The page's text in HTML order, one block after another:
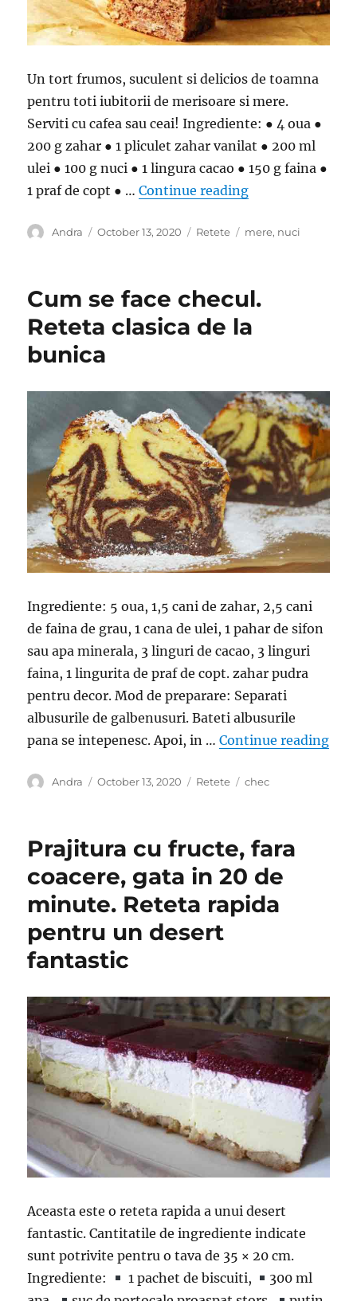
Un tort frumos, suculent si delicios de toamna
pentru toti iubitorii de merisoare si mere.
Serviti cu cafea sau ceai! Ingrediente: ● 4 oua ●
200 g zahar ● 1 pliculet zahar vanilat ● 200 ml
ulei ● 100 g nuci ● 1 lingura cacao ● 150 g faina ●
1 praf de copt ● …Continue reading“Prajitura cu
Author
Andra
Posted
October 13, 2020 Categories
Retete Tags
mere, nuci
Cum se face checul.
Reteta clasica de la
bunica
Ingrediente: 5 oua, 1,5 cani de zahar, 2,5 cani
de faina de grau, 1 cana de ulei, 1 pahar de sifon
sau apa minerala, 3 linguri de cacao, 3 linguri
faina, 1 lingurita de praf de copt. zahar pudra
pentru decor. Mod de preparare: Separati
albusurile de galbenusuri. Bateti albusurile
pana se intepenesc. Apoi, in …Continue reading
Author
Andra
Posted
October 13, 2020 Categories
Retete Tags
chec
Prajitura cu fructe, fara
coacere, gata in 20 de
minute. Reteta rapida
pentru un desert
fantastic
Aceasta este o reteta rapida a unui desert
fantastic. Cantitatile de ingrediente indicate
sunt potrivite pentru o tava de 35 × 20 cm.
Ingrediente:
1 pachet de biscuiti,
300 ml